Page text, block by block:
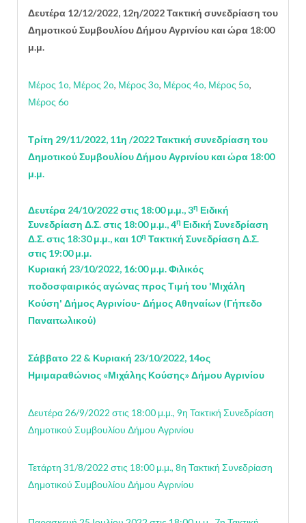
Δευτέρα 12/12/2022, 12η/2022 Τακτική συνεδρίαση του
Δημοτικού ΣυμβουλίουΔήμου Αγρινίου και ώρα 18:00
μ.μ.
Μέρος 1o, Μέρος 2o, Μέρος 3o, Μέρος 4o, Μέρος 5o,
Μέρος 6o
Τρίτη 29/11/2022, 11η /2022 Τακτική συνεδρίαση του
Δημοτικού ΣυμβουλίουΔήμου Αγρινίου και ώρα 18:00
μ.μ.
Δευτέρα 24/10/2022 στις 18:00 μ.μ.,3η Ειδική
Συνεδρίαση Δ.Σ. στις 18:00 μ.μ.,4η Ειδική Συνεδρίαση
Δ.Σ. στις 18:30 μ.μ., και 10η Τακτική Συνεδρίαση Δ.Σ.
στις 19:00 μ.μ.
Κυριακή 23/10/2022, 16:00 μ.μ. Φιλικός
ποδοσφαιρικός αγώνας προς Τιμή του 'Μιχάλη
Κούση' Δήμος Αγρινίου- Δήμος Αθηναίων (Γήπεδο
Παναιτωλικού)
Σάββατο 22 & Κυριακή 23/10/2022, 14ος
Ημιμαραθώνιος «Μιχάλης Κούσης» Δήμου Αγρινίου
Δευτέρα 26/9/2022 στις 18:00 μ.μ., 9η Τακτική Συνεδρίαση
Δημοτικού Συμβουλίου Δήμου Αγρινίου
Τετάρτη 31/8/2022 στις 18:00 μ.μ., 8η Τακτική Συνεδρίαση
Δημοτικού Συμβουλίου Δήμου Αγρινίου